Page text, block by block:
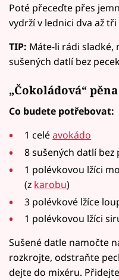
Poté přeceďte přes
vydrží v lednici dva až tři
TIP: Máte-li rádi sladké,
sušených datlí bez
„Čokoládová“
Co budete potřebovat:
1 celéavokádo
8 sušených datlí bez
1 polévkovou lžíci
(z karobu)
3 polévkové lžíce
1 polévkovou lžíci
Sušené datle namočte
rozkrojte, odstraňte
dejte do mixéru.